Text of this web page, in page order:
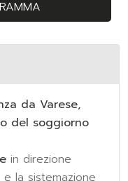
da Varese,
del soggiorno
in direzione
la sistemazione